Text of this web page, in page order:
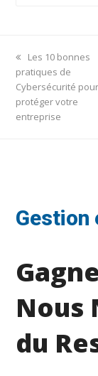
previous
post:
Les 10 bonnes
pratiques de
Cybersécurité pour
protéger votre
entreprise
Gestion
Nous
du